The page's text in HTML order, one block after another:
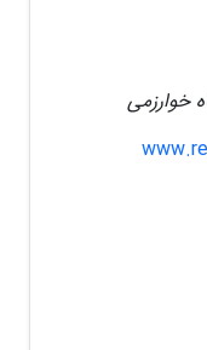
خوارزمی